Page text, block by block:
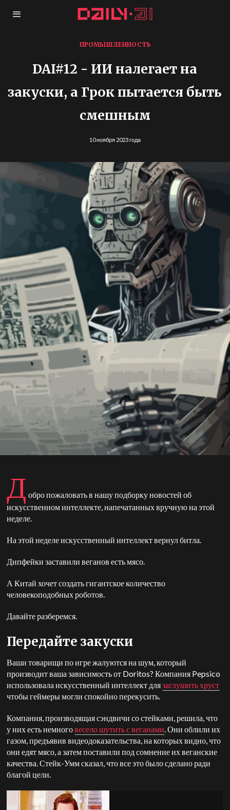
ПРОМЫШЛЕННОСТЬ
DAI#12 - ИИ налегает на
закуски, а Грок пытается быть
смешным
10 ноября 2023 года
Д обро пожаловать в нашу подборку новостей об
искусственном интеллекте, напечатанных вручную на этой
неделе.
На этой неделе искусственный интеллект вернул битла.
Дипфейки заставили веганов есть мясо.
А Китай хочет создать гигантское количество
человекоподобных роботов.
Давайте разберемся.
Передайте закуски
Ваши товарищи по игре жалуются на шум, который
производит ваша зависимость от Doritos? Компания Pepsico
использовала искусственный интеллект длязаглушить хруст
чтобы геймеры могли спокойно перекусить.
Компания, производящая сэндвичи со стейками, решила, что
у них есть немноговесело шутить с веганами. Они облили их
газом, предъявив видеодоказательства, на которых видно, что
они едят мясо, а затем поставили под сомнение их веганские
качества. Стейк-Умм сказал, что все это было сделано ради
благой цели.